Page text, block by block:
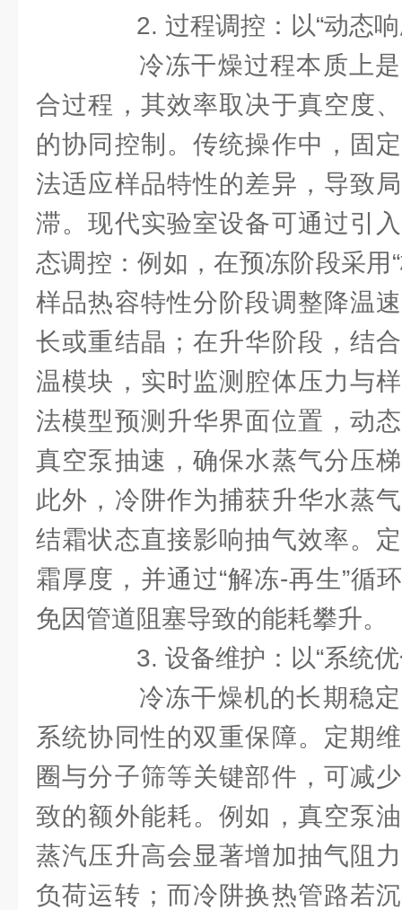
2. 过程调控：以“动态响
冷冻干燥过程本质上是
合过程，其效率取决于真空度
的协同控制。传统操作中，固
法适应样品特性的差异，导致
滞。现代实验室设备可通过引
态调控：例如，在预冻阶段采用
样品热容特性分阶段调整降温
长或重结晶；在升华阶段，结
温模块，实时监测腔体压力与
法模型预测升华界面位置，动
真空泵抽速，确保水蒸气分压
此外，冷阱作为捕获升华水蒸
结霜状态直接影响抽气效率。
霜厚度，并通过“解冻-再生”循
免因管道阻塞导致的能耗攀升。
3. 设备维护：以“系统优
冷冻干燥机的长期稳定
系统协同性的双重保障。定期
圈与分子筛等关键部件，可减
致的额外能耗。例如，真空泵
蒸汽压升高会显著增加抽气阻
负荷运转；而冷阱换热管路若